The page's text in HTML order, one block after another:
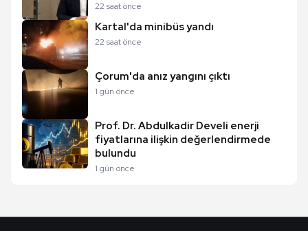
22 saat önce
Kartal'da minibüs yandı
22 saat önce
Çorum'da anız yangını çıktı
1 gün önce
Prof. Dr. Abdulkadir Develi enerji
fiyatlarına ilişkin değerlendirmede
bulundu
1 gün önce